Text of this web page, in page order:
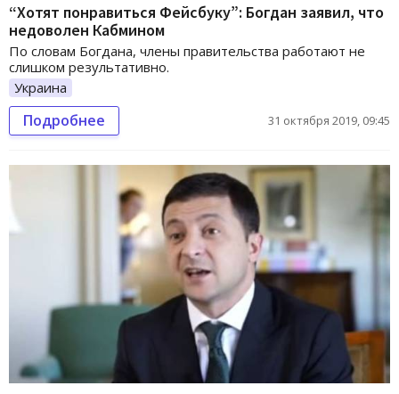
“Хотят понравиться Фейсбуку”: Богдан заявил, что
недоволен Кабмином
По словам Богдана, члены правительства работают не
слишком результативно.
Украина
Подробнее 31 октября 2019, 09:45